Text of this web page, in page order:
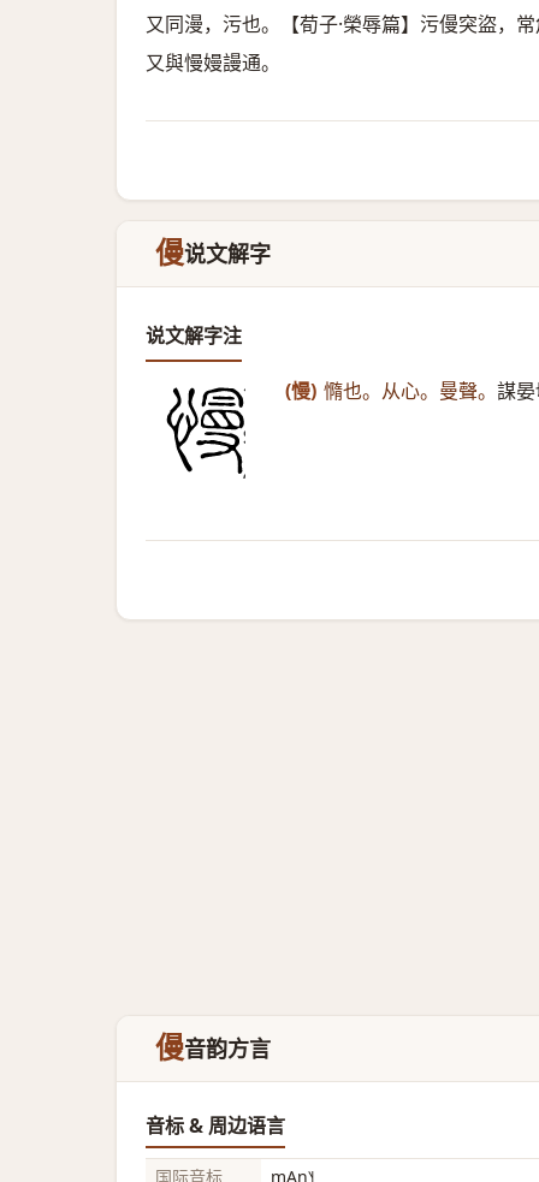
又同漫，污也。【荀子·榮辱篇】污僈突盜，
又與慢嫚謾通。
僈说文解字
说文解字注
(慢) 憜也。从心。曼聲。 謀
僈音韵方言
音标 & 周边语言
国际音标 mĄn˥˧